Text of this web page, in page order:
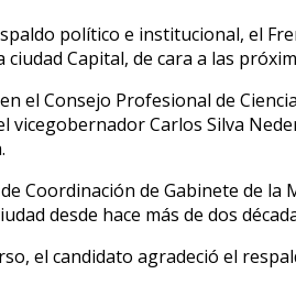
político e institucional, el
Capital, de cara a las
el Consejo Profesional de
vicegobernador Carlos Silva
Coordinación de Gabinete de
desde hace más de dos
el candidato agradeció el